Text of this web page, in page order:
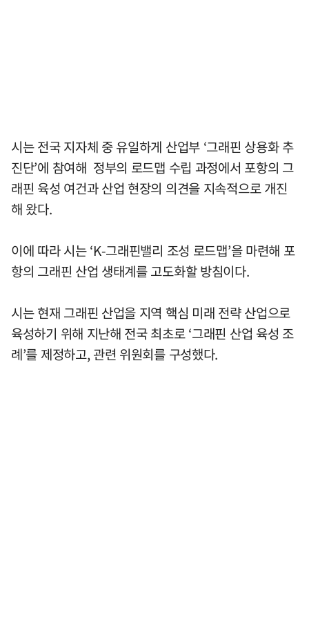
시는 전국 지자체 중 유일하게 산업부 ‘그래핀 상용화 추
진단’에 참여해 정부의 로드맵 수립 과정에서 포항의 그
래핀 육성 여건과 산업 현장의 의견을 지속적으로 개진
해 왔다.
이에 따라 시는 ‘K-그래핀밸리 조성 로드맵’을 마련해 포
항의 그래핀 산업 생태계를 고도화할 방침이다.
시는 현재 그래핀 산업을 지역 핵심 미래 전략 산업으로
육성하기 위해 지난해 전국 최초로 ‘그래핀 산업 육성 조
례’를 제정하고, 관련 위원회를 구성했다.